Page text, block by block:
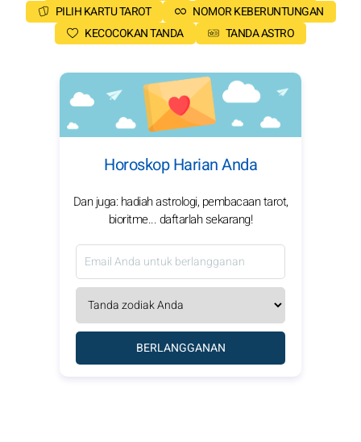
PILIH KARTU TAROT
NOMOR KEBERUNTUNGAN
KECOCOKAN TANDA
TANDA ASTRO
Horoskop Harian Anda
Dan juga: hadiah astrologi, pembacaan tarot,
bioritme... daftarlah sekarang!
BERLANGGANAN